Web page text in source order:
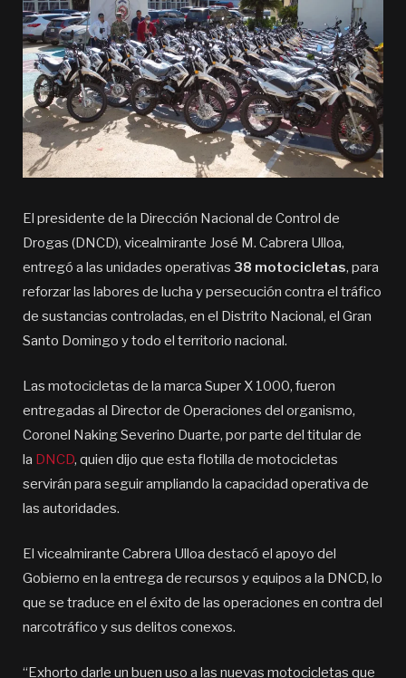
El presidente de la Dirección Nacional de Control de
Drogas (DNCD), vicealmirante José M. Cabrera Ulloa,
entregó a las unidades operativas 38 motocicletas, para
reforzar las labores de lucha y persecución contra el tráfico
de sustancias controladas, en el Distrito Nacional, el Gran
Santo Domingo y todo el territorio nacional.
Las motocicletas de la marca Super X 1000, fueron
entregadas al Director de Operaciones del organismo,
Coronel Naking Severino Duarte, por parte del titular de
la DNCD, quien dijo que esta flotilla de motocicletas
servirán para seguir ampliando la capacidad operativa de
las autoridades.
El vicealmirante Cabrera Ulloa destacó el apoyo del
Gobierno en la entrega de recursos y equipos a la DNCD, lo
que se traduce en el éxito de las operaciones en contra del
narcotráfico y sus delitos conexos.
“Exhorto darle un buen uso a las nuevas motocicletas que